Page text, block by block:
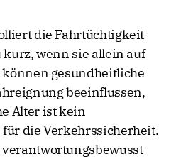
die Fahrtüchtigkeit
kurz, wenn sie allein auf
können gesundheitliche
beeinflussen,
Alter ist kein
die Verkehrssicherheit.